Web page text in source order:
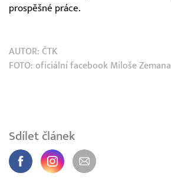
prospěšné práce.
AUTOR: ČTK
FOTO: oficiální facebook Miloše Zemana
Sdílet článek